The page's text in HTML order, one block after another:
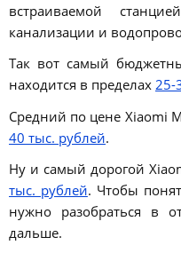
встраиваемой
канализации и
Так вот самый
находится в пределах 25-
Средний по цене Xiaomi
40 тыс. рублей.
Ну и самый дорогой
тыс. рублей. Чтобы
нужно разобраться в
дальше.